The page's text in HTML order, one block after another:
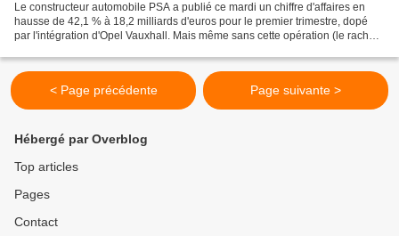
Le constructeur automobile PSA a publié ce mardi un chiffre d'affaires en
hausse de 42,1 % à 18,2 milliards d'euros pour le premier trimestre, dopé
par l'intégration d'Opel Vauxhall. Mais même sans cette opération (le rachat
< Page précédente Page suivante >
Hébergé par Overblog
Top articles
Pages
Contact